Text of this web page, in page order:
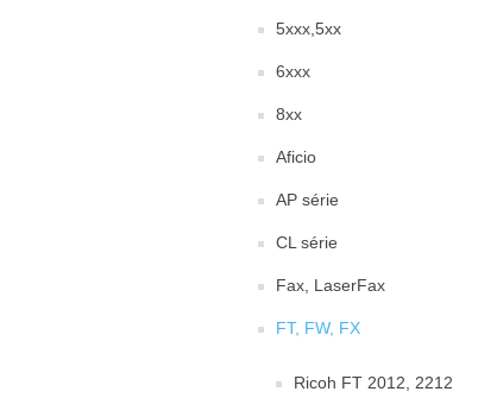
5xxx,5xx
6xxx
8xx
Aficio
AP série
CL série
Fax, LaserFax
FT, FW, FX
Ricoh FT 2012, 2212